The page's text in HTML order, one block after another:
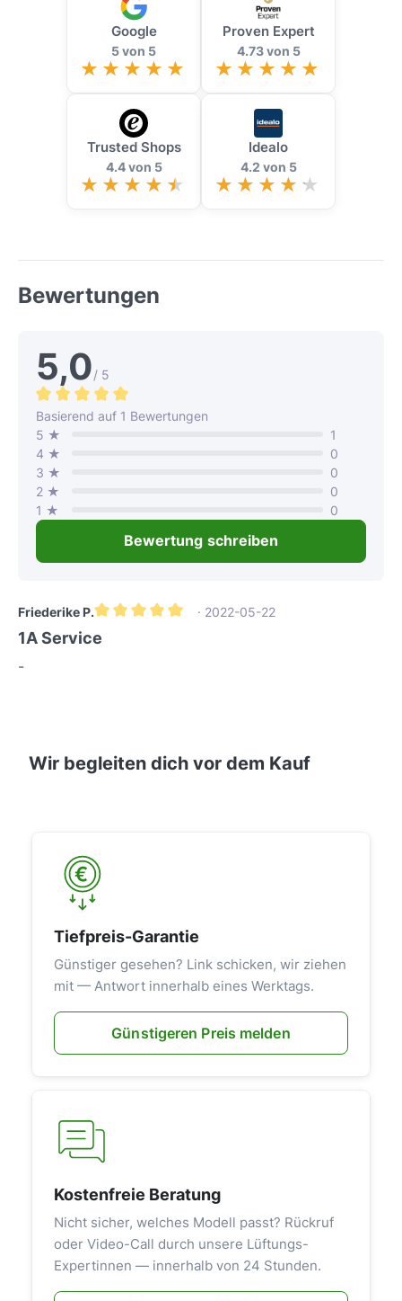
Google
5 von 5
Proven Expert
4.73 von 5
Trusted Shops
4.4 von 5
Idealo
4.2 von 5
Bewertungen
5,0/ 5
Durchschnittliche Bewertung von 5 von 5 Sternen
Basierend auf 1 Bewertungen
5 ★
1
4 ★
0
3 ★
0
2 ★
0
1 ★
0
Bewertung schreiben
Friederike P.
· 2022-05-22
1A Service
-
Wir begleiten dich vor dem Kauf
Tiefpreis-Garantie
Günstiger gesehen? Link schicken, wir ziehen
mit — Antwort innerhalb eines Werktags.
Günstigeren Preis melden
Kostenfreie Beratung
Nicht sicher, welches Modell passt? Rückruf
oder Video-Call durch unsere Lüftungs-
Expertinnen — innerhalb von 24 Stunden.